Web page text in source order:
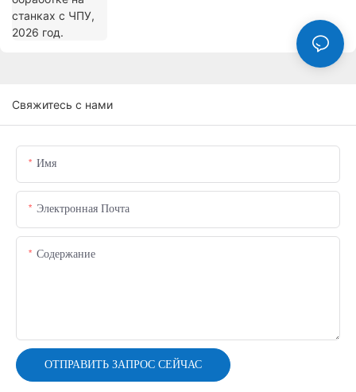
Свяжитесь с нами
Имя
Электронная Почта
Содержание
ОТПРАВИТЬ ЗАПРОС СЕЙЧАС